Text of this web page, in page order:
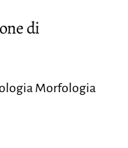
di
Morfologia